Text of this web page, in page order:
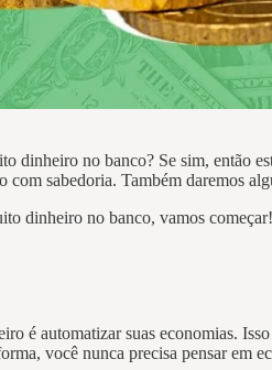
dinheiro no banco? Se sim, então
sabedoria. Também daremos
dinheiro no banco, vamos começar!
é automatizar suas economias.
você nunca precisa pensar em